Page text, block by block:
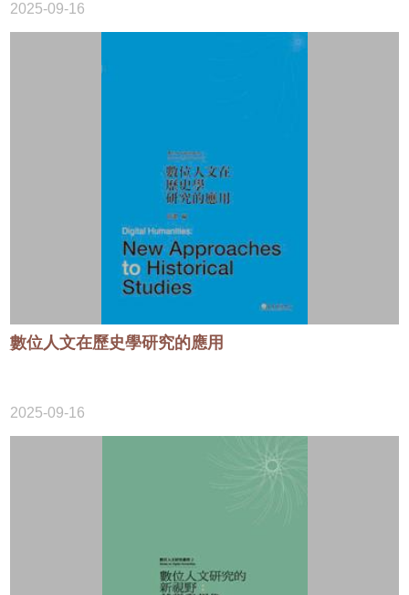
2025-09-16
數位人文在歷史學研究的應用
2025-09-16